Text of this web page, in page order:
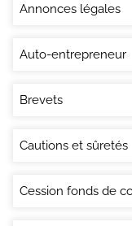
Annonces légales
Auto-entrepreneur
Brevets
Cautions et sûretés
Cession fonds de